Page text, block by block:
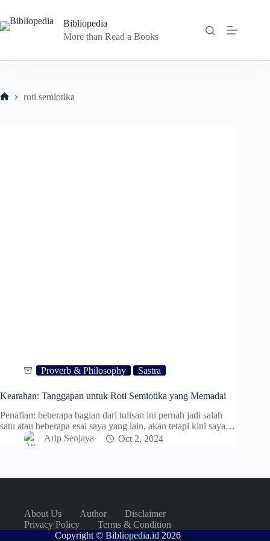
content
Bibliopedia
More than Read a Books
roti semiotika
Proverb & Philosophy Sastra
Kearahan: Tanggapan untuk Roti Semiotika yang Memadai
Penafian: beberapa bagian dari tulisan ini pernah jadi salah
satu atau beberapa esai saya yang lain, akan tetapi kini saya…
Arip Senjaya
Oct 2, 2024
About Us Author
Disclaimer
Privacy Policy
Terms & Condition
Copyright © Bibliopedia.id 2026